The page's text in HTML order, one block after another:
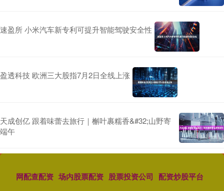
速盈所 小米汽车新专利可提升智能驾驶安全性
盈透科技 欧洲三大股指7月2日全线上涨
天成创亿 跟着味蕾去旅行｜槲叶裹糯香&#32;山野寄
端午
网配查配资 场内股票配资 股票投资公司 配资炒股平台